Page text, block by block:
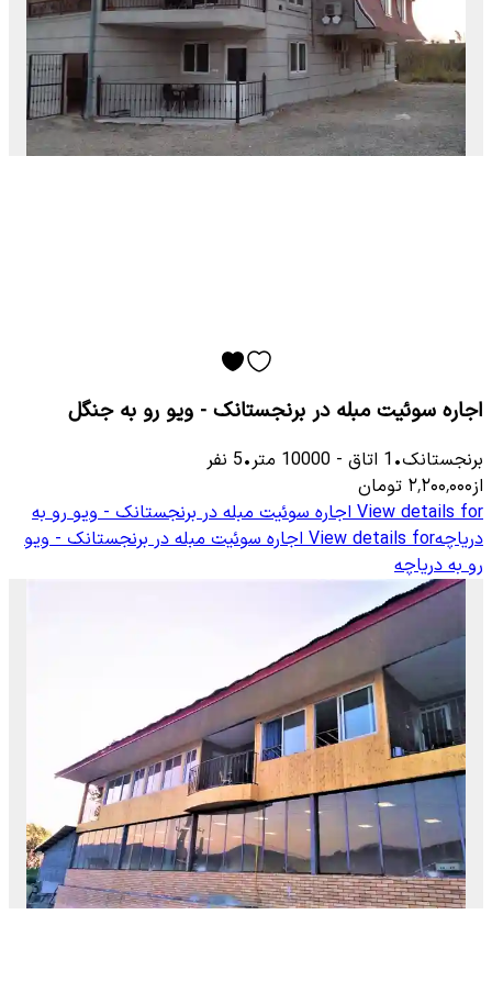
اجاره سوئیت مبله در برنجستانک - ویو رو به جنگل
برنجستانک•
1 اتاق -
10000 متر•
5 نفر
از۲٬۲۰۰٬۰۰۰ تومان
View details for اجاره سوئیت مبله در برنجستانک - ویو رو به
دریاچهView details for اجاره سوئیت مبله در برنجستانک - ویو
رو به دریاچه